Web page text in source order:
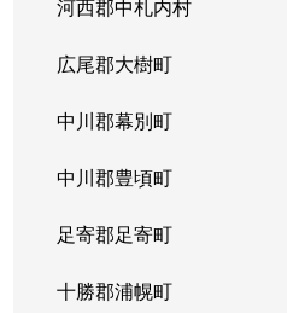
河西郡中札内村
広尾郡大樹町
中川郡幕別町
中川郡豊頃町
足寄郡足寄町
十勝郡浦幌町